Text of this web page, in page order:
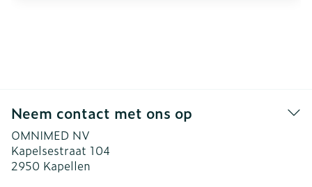
Neem contact met ons op
OMNIMED NV
Kapelsestraat 104
2950 Kapellen